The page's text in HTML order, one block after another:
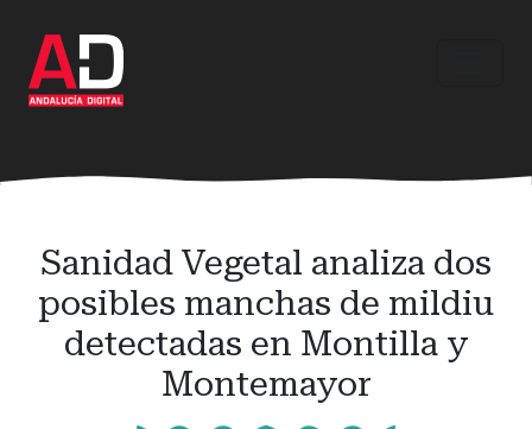
contenido
principal
Sanidad Vegetal analiza dos
posibles manchas de mildiu
detectadas en Montilla y
Montemayor